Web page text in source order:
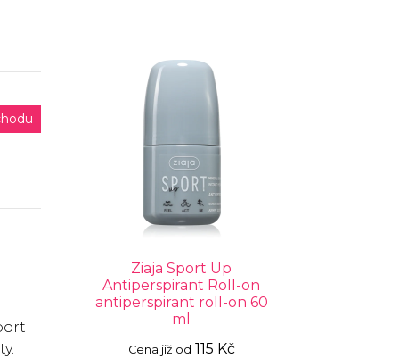
Ziaja Sport Up
Antiperspirant Roll-on
antiperspirant roll-on 60
ml
Cena již od 115 Kč